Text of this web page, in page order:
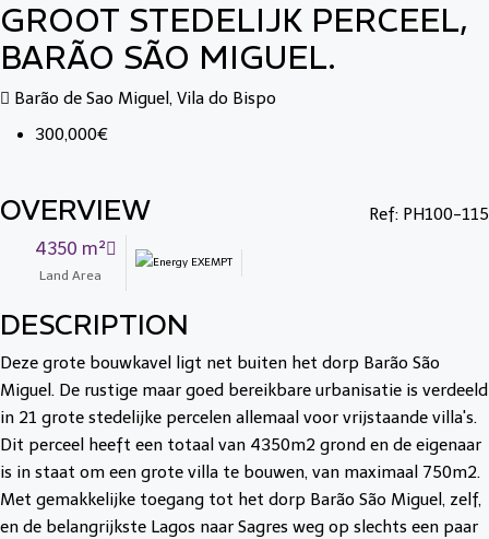
GROOT STEDELIJK PERCEEL,
BARÃO SÃO MIGUEL.
Barão de Sao Miguel, Vila do Bispo
300,000€
OVERVIEW Ref: PH100-115
4350 m²
Land Area
DESCRIPTION
Deze grote bouwkavel ligt net buiten het dorp Barão São
Miguel. De rustige maar goed bereikbare urbanisatie is verdeeld
in 21 grote stedelijke percelen allemaal voor vrijstaande villa's.
Dit perceel heeft een totaal van 4350m2 grond en de eigenaar
is in staat om een grote villa te bouwen, van maximaal 750m2.
Met gemakkelijke toegang tot het dorp Barão São Miguel, zelf,
en de belangrijkste Lagos naar Sagres weg op slechts een paar